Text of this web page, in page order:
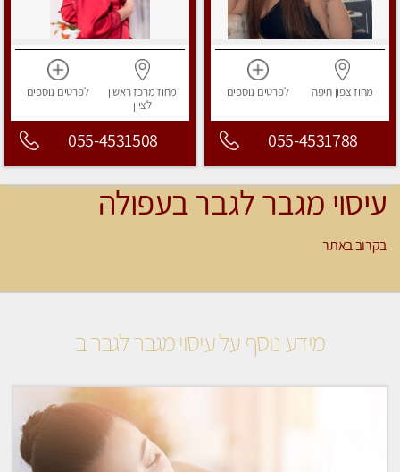
מחוז צפוןחיפה לפרטים נוספים
055-4531788
מחוז מרכזראשון
לציון
לפרטים נוספים
055-4531508
עיסוי מגבר לגבר בעפולה
בקרוב באתר
מידע נוסף על עיסוי מגבר לגבר ב